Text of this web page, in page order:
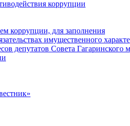
коррупции
коррупции, для заполнения
имущественного
депутатов Совета Гагаринского